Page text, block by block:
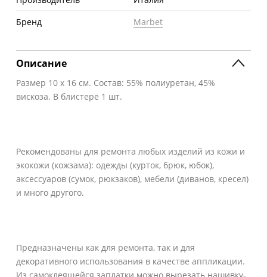
Бренд
Marbet
Описание
Размер 10 х 16 см. Состав: 55% полиуретан, 45%
вискоза. В блистере 1 шт.
Рекомендованы для ремонта любых изделий из кожи и
экокожи (кожзама): одежды (курток, брюк, юбок),
аксессуаров (сумок, рюкзаков), мебели (диванов, кресел)
и много другого.
Предназначены как для ремонта, так и для
декоративного использования в качестве аппликации.